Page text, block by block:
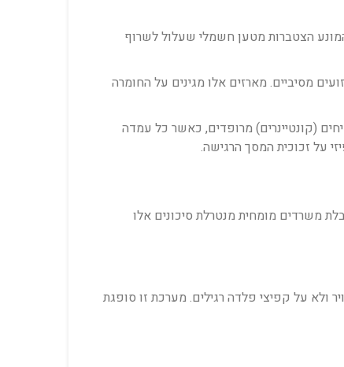
המונע הצטברות מטען חשמלי שעלול לשרוף
מסיביים. מארזים אלו מגינים על החומרה
(קונטיינרים) מרופדים, כאשר כל עמדה
על זכוכית המסך הרגישה.
משרדים מומחית מנטרלת סיכונים אלו
ולא על קפיצי פלדה רגילים. מערכת זו סופגת